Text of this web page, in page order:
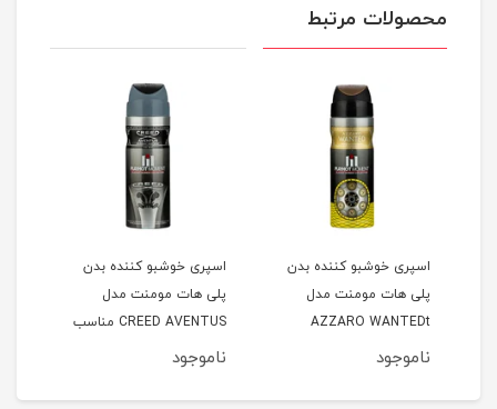
محصولات مرتبط
اسپری خوشبو کننده بدن
پلی هات مومنت مدل
AZZARO WANTEDt
ناموجود
اسپری خوشبو کننده بدن
پلی هات مومنت مدل
CREED AVENTUS مناسب
آقایان حجم 200 میلی لیتر
ناموجود